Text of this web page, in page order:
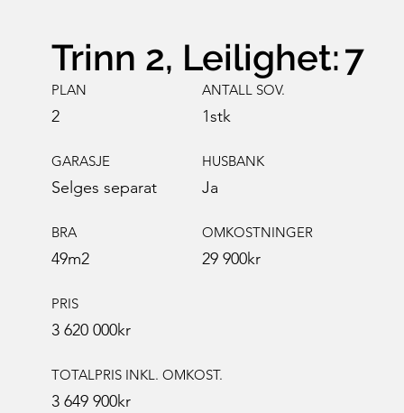
Trinn 2, Leilighet:7
PLAN
2
ANTALL SOV.
1stk
GARASJE
Selges separat
HUSBANK
Ja
BRA
49m2
OMKOSTNINGER
29 900kr
PRIS
3 620 000kr
TOTALPRIS INKL. OMKOST.
3 649 900kr